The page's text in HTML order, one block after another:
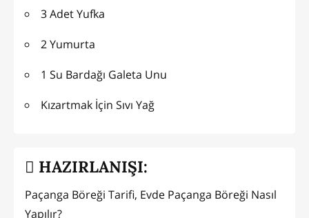
3 Adet Yufka
2 Yumurta
1 Su Bardağı Galeta Unu
Kızartmak İçin Sıvı Yağ
HAZIRLANIŞI:
Paçanga Böreği Tarifi, Evde Paçanga Böreği Nasıl
Yapılır?